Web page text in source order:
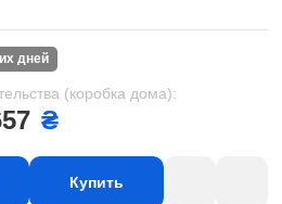
дней
(коробка дома):
₴
Купить